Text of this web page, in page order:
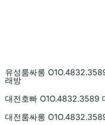
유성룸싸롱
래방
대전호빠 O1O.4832.3589
대전룸싸롱